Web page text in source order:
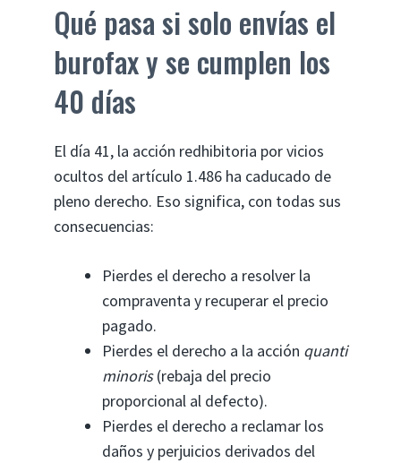
Qué pasa si solo envías el
burofax y se cumplen los
40 días
El día 41, la acción redhibitoria por vicios
ocultos del artículo 1.486 ha caducado de
pleno derecho. Eso significa, con todas sus
consecuencias:
Pierdes el derecho a resolver la
compraventa y recuperar el precio
pagado.
Pierdes el derecho a la acción quanti
minoris(rebaja del precio
proporcional al defecto).
Pierdes el derecho a reclamar los
daños y perjuicios derivados del